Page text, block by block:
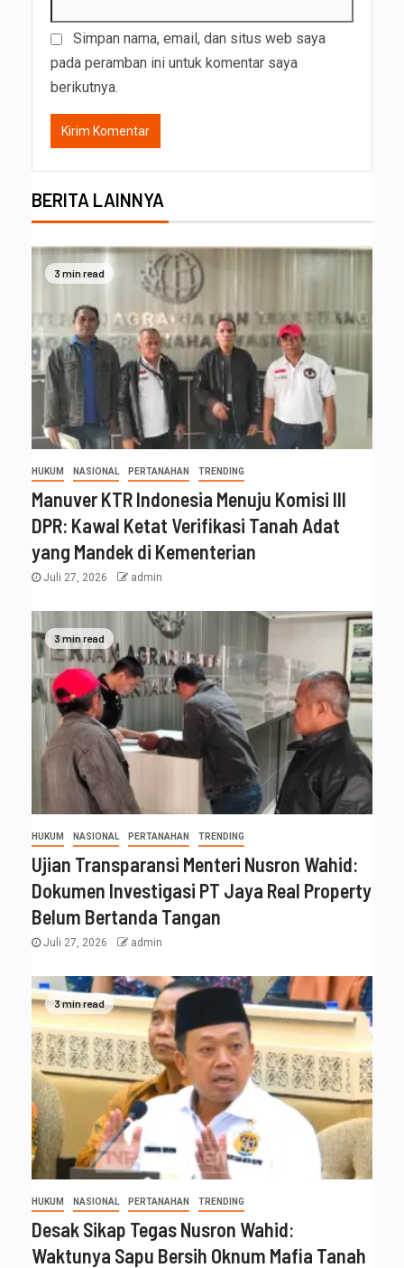
Simpan nama, email, dan situs web saya
pada peramban ini untuk komentar saya
berikutnya.
BERITA LAINNYA
3 min read
HUKUM NASIONAL PERTANAHAN TRENDING
Manuver KTR Indonesia Menuju Komisi III
DPR: Kawal Ketat Verifikasi Tanah Adat
yang Mandek di Kementerian
Juli 27, 2026 admin
3 min read
HUKUM NASIONAL PERTANAHAN TRENDING
Ujian Transparansi Menteri Nusron Wahid:
Dokumen Investigasi PT Jaya Real Property
Belum Bertanda Tangan
Juli 27, 2026 admin
3 min read
HUKUM NASIONAL PERTANAHAN TRENDING
Desak Sikap Tegas Nusron Wahid:
Waktunya Sapu Bersih Oknum Mafia Tanah